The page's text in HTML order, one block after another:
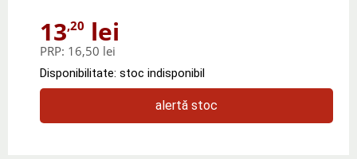
13,20 lei
PRP: 16,50 lei
Disponibilitate: stoc indisponibil
alertă stoc